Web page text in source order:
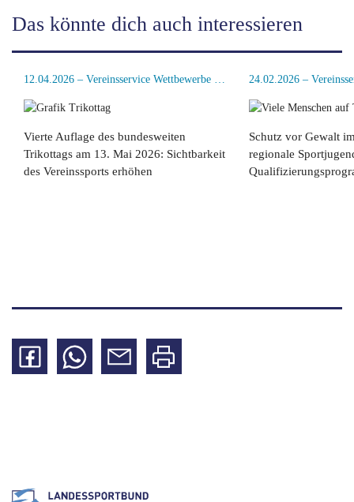
Das könnte dich auch interessieren
Vierte Auflage des bundesweiten
Trikottags am 13. Mai 2026: Sichtbarkeit
des Vereinssports erhöhen
Schutz vor Gewalt
regionale
Auf
Facebook
Per
WhatsApp
Per
Mail
Seite
drucken